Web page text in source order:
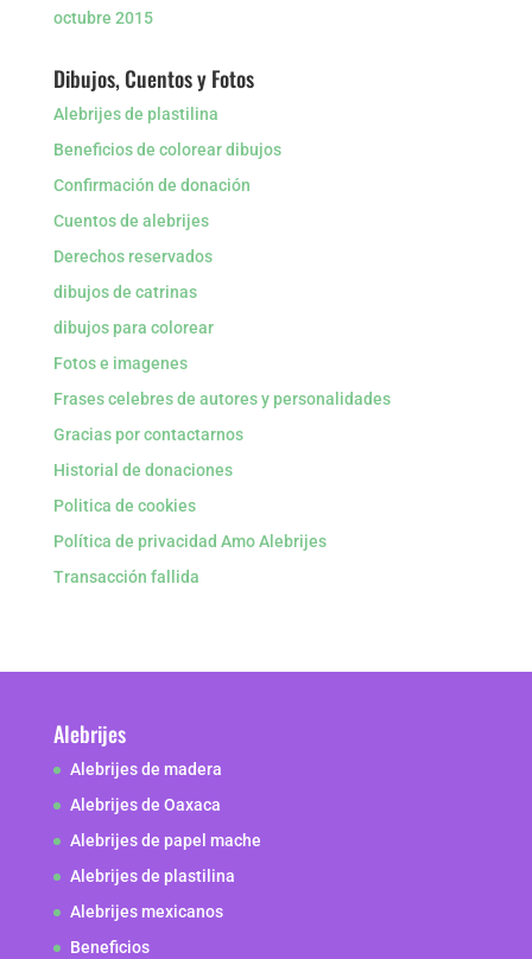
octubre 2015
Dibujos, Cuentos y Fotos
Alebrijes de plastilina
Beneficios de colorear dibujos
Confirmación de donación
Cuentos de alebrijes
Derechos reservados
dibujos de catrinas
dibujos para colorear
Fotos e imagenes
Frases celebres de autores y personalidades
Gracias por contactarnos
Historial de donaciones
Politica de cookies
Política de privacidad Amo Alebrijes
Transacción fallida
Alebrijes
Alebrijes de madera
Alebrijes de Oaxaca
Alebrijes de papel mache
Alebrijes de plastilina
Alebrijes mexicanos
Beneficios